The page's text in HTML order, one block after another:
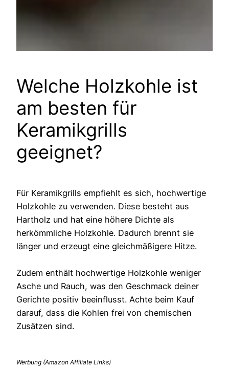
Welche Holzkohle ist
am besten für
Keramikgrills
geeignet?
Für Keramikgrills empfiehlt es sich, hochwertige
Holzkohle zu verwenden. Diese besteht aus
Hartholz und hat eine höhere Dichte als
herkömmliche Holzkohle. Dadurch brennt sie
länger und erzeugt eine gleichmäßigere Hitze.
Zudem enthält hochwertige Holzkohle weniger
Asche und Rauch, was den Geschmack deiner
Gerichte positiv beeinflusst. Achte beim Kauf
darauf, dass die Kohlen frei von chemischen
Zusätzen sind.
Werbung (Amazon Affiliate Links)